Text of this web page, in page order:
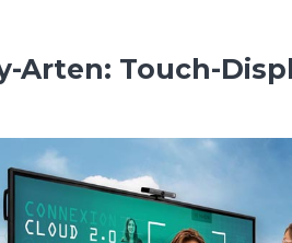
Arten: Touch-